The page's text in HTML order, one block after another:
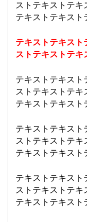
ストテキストテキ
テキストテキスト
テキストテキスト
ストテキストテキ
テキストテキスト
ストテキストテキ
テキストテキスト
テキストテキスト
ストテキストテキ
テキストテキスト
テキストテキスト
ストテキストテキ
テキストテキスト